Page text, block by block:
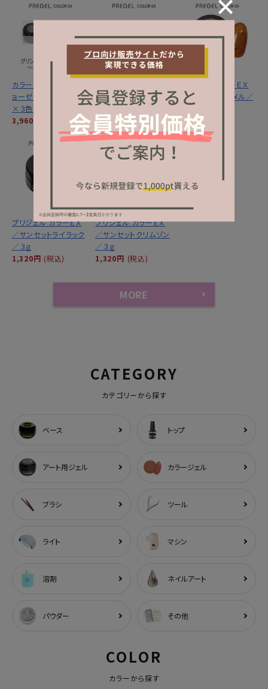
カラーＥＸ／グリントジ
ョーゼットシリーズ３ｇ
×３色セット
3,960円
ミラージュシリーズ ３
ｇ×３色セット
3,960円 (税込)
プリジェル カラーＥＸ
／サンセットキャメル／
３ｇ
1,320円
プリジェル カラーＥＸ
／サンセットライラック
／３ｇ
1,320円 (税込)
プリジェル カラーＥＸ
／サンセットクリムゾン
／３ｇ
1,320円 (税込)
MORE
CATEGORY
カテゴリーから探す
ベース トップ
アート用ジェル カラージェル
ブラシ ツール
ライト マシン
溶剤 ネイルアート
パウダー その他
COLOR
カラーから探す